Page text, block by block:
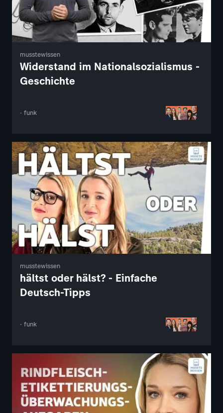
musstewissen
Widerstand im Nationalsozialismus -
Geschichte
· funk
musstewissen
hältst oder hälst? - Einfache
Deutsch-Tipps
· funk